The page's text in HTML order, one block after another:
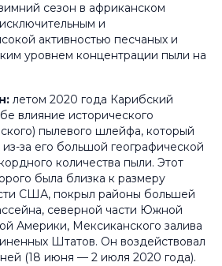
сезон в африканском
и
активностью песчаных и
уровнем концентрации пыли на
летом 2020 года Карибский
влияние исторического
пылевого шлейфа, который
из-за его большой географической
количества пыли. Этот
была близка к размеру
США, покрыл районы большей
северной части Южной
Америки, Мексиканского залива
Штатов. Он воздействовал
(18 июня — 2 июля 2020 года).